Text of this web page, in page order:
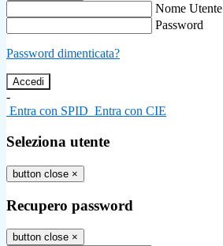
Nome Utente
Password
Password dimenticata?
-
Entra con SPID Entra con CIE
Seleziona utente
button close ×
Recupero password
button close ×